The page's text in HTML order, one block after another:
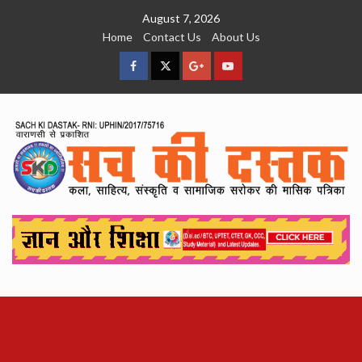
August 7, 2026
Home
Contact Us About Us
facebookTwitterGoogleYouTube